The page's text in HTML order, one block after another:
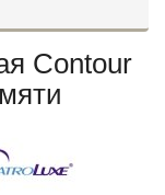
Contour